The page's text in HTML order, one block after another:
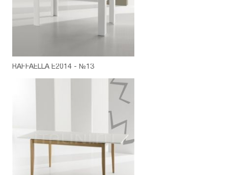
RAFFAELLA E2014 - №13